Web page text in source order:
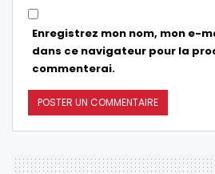
Enregistrez mon nom, mon e-
dans ce navigateur pour la
commenterai.